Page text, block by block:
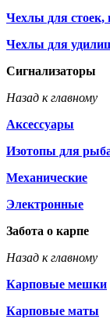
Чехлы для стоек,
Чехлы для
Сигнализаторы
Назад к главному
Аксессуары
Изотопы для
Механические
Электронные
Забота о карпе
Назад к главному
Карповые мешки
Карповые маты